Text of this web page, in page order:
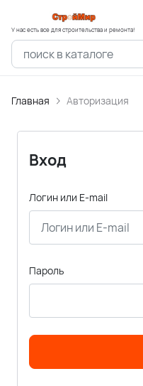
У нас есть все для строительства и ремонта!
Главная Авторизация
Вход
Логин или E-mail
Пароль